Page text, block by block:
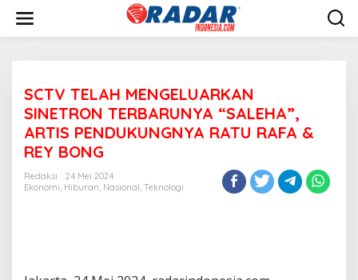
w
SCTV TELAH MENGELUARKAN
SINETRON TERBARUNYA “SALEHA”,
ARTIS PENDUKUNGNYA RATU RAFA &
REY BONG
Redaksi
24 Mei 2024
Ekonomi, Hiburan, Nasional, Teknologi